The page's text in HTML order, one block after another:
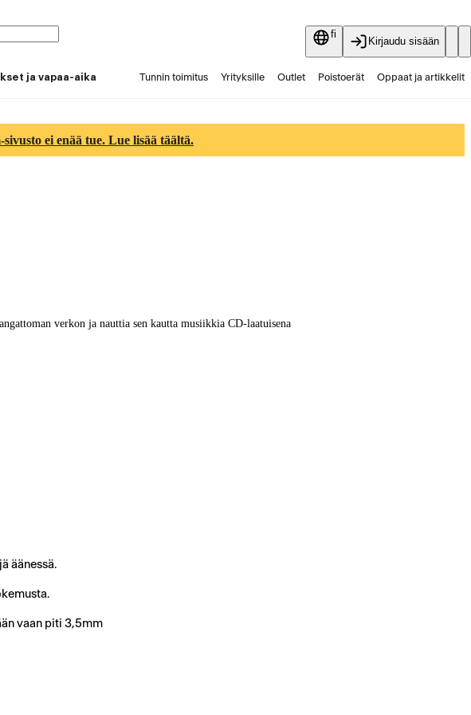
fi
Kirjaudu sisään
ja vapaa-aika Tunnin toimitus Yrityksille Outlet Poistoerät Oppaat ja artikkelit
ei enää tue. Lue lisää täältä.
verkon ja nauttia sen kautta musiikkia CD-laatuisena
äänessä.
vaan piti 3,5mm